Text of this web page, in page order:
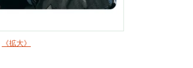
《拡大》